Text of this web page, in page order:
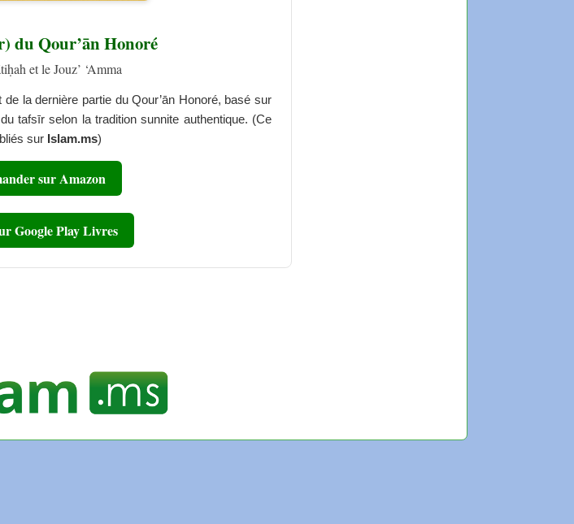
du Qour’ān Honoré
et le Jouz’ ‘Amma
la dernière partie du Qour’ān Honoré, basé sur
tafsīr selon la tradition sunnite authentique. (Ce
sur Islam.ms)
sur Amazon
Google Play Livres